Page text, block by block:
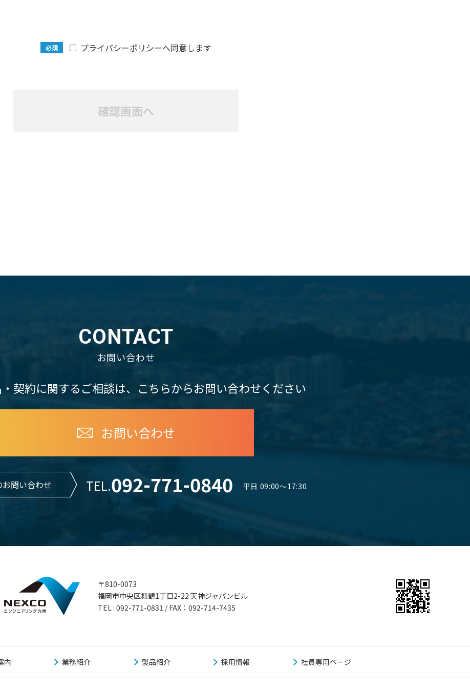
必須 プライバシーポリシーへ同意します
CONTACT
お問い合わせ
契約に関するご相談は、 こちらからお問い合わせください
お問い合わせ
問い合わせ TEL.092-771-0840 平日 09:00～17:30
〒810-0073
福岡市中央区舞鶴1丁目2-22 天神ジャパンビル
TEL : 092-771-0831 / FAX：092-714-7435
内 業務紹介 製品紹介 採用情報 社員専用ページ